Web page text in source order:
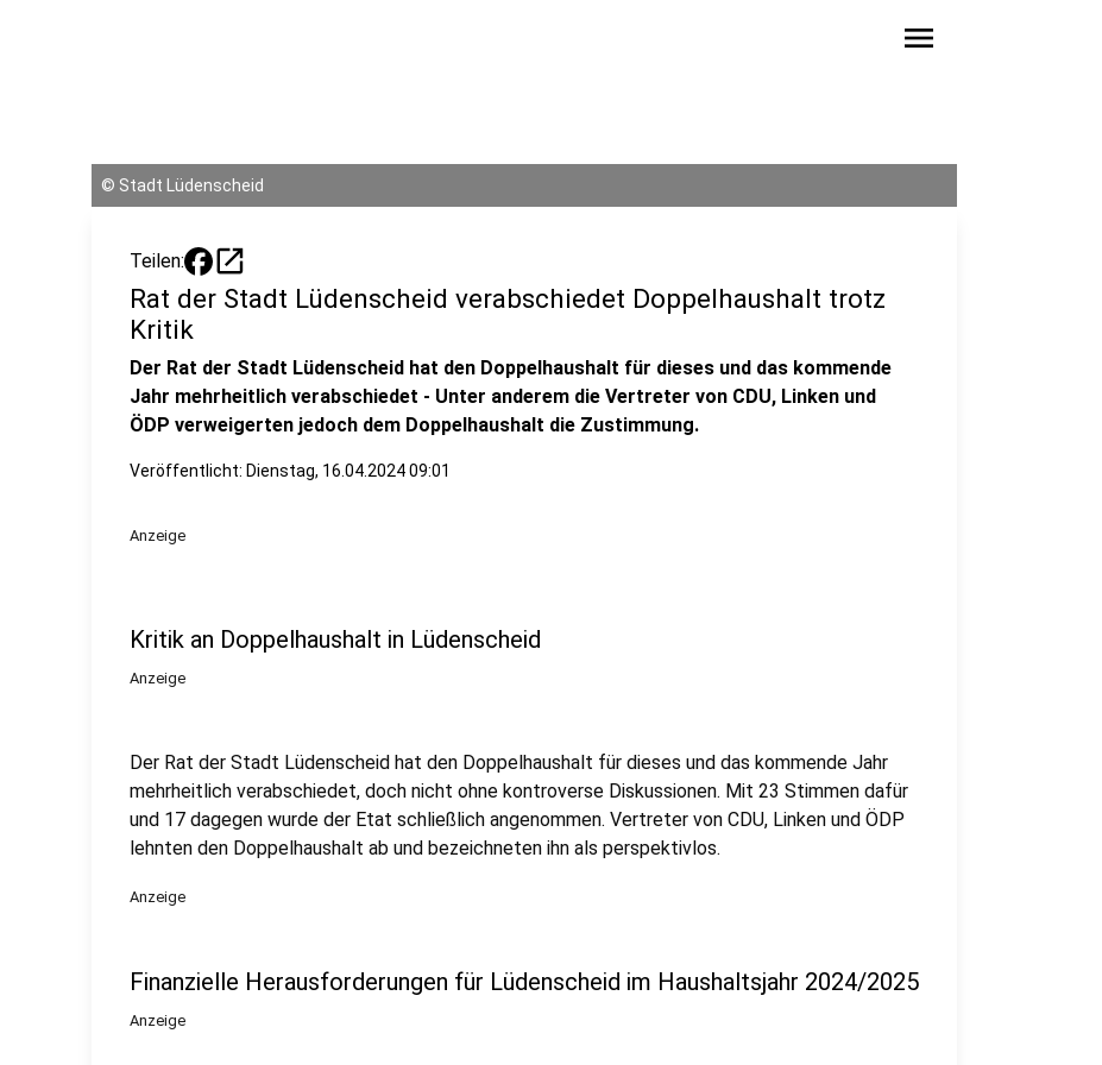
menu
© Stadt Lüdenscheid
Teilen: open_in_new
Rat der Stadt Lüdenscheid verabschiedet Doppelhaushalt trotz
Kritik
Der Rat der Stadt Lüdenscheid hat den Doppelhaushalt für dieses und das kommende
Jahr mehrheitlich verabschiedet - Unter anderem die Vertreter von CDU, Linken und
ÖDP verweigerten jedoch dem Doppelhaushalt die Zustimmung.
Veröffentlicht: Dienstag, 16.04.2024 09:01
Anzeige
Kritik an Doppelhaushalt in Lüdenscheid
Anzeige
Der Rat der Stadt Lüdenscheid hat den Doppelhaushalt für dieses und das kommende Jahr
mehrheitlich verabschiedet, doch nicht ohne kontroverse Diskussionen. Mit 23 Stimmen dafür
und 17 dagegen wurde der Etat schließlich angenommen. Vertreter von CDU, Linken und ÖDP
lehnten den Doppelhaushalt ab und bezeichneten ihn als perspektivlos.
Anzeige
Finanzielle Herausforderungen für Lüdenscheid im Haushaltsjahr 2024/2025
Anzeige